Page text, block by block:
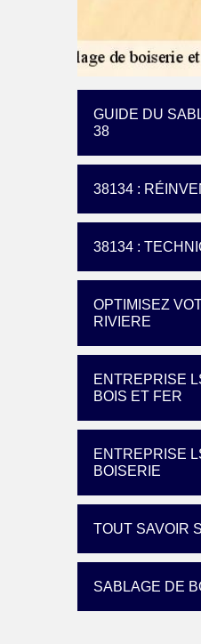
GUIDE DU
38
38134 :
38134 :
OPTIMISEZ
RIVIERE
ENTREPRISE
BOIS ET FER
ENTREPRISE
BOISERIE
TOUT SAVOIR
SABLAGE DE